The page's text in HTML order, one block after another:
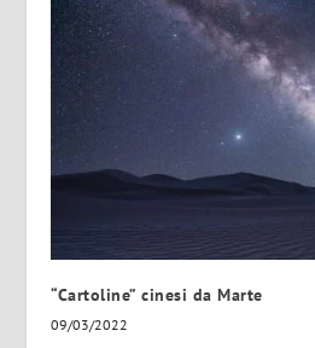
“Cartoline” cinesi da Marte
09/03/2022